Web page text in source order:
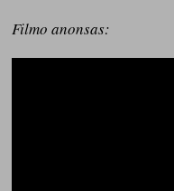
Filmo anonsas: